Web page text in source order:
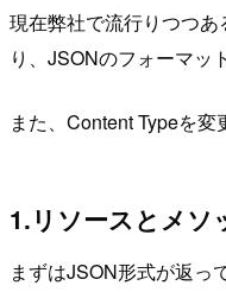
現在弊社で流行りつつ
り、JSONのフォーマッ
また、Content Typeを
1.リソースとメソ
まずはJSON形式が返っ